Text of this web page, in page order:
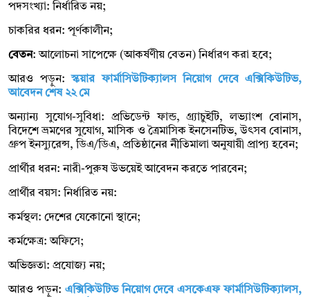
পদসংখ্যা: নির্ধারিত নয়;
চাকরির ধরন: পূর্ণকালীন;
বেতন: আলোচনা সাপেক্ষে (আকর্ষণীয় বেতন) নির্ধারণ করা হবে;
আরও পড়ুন:স্কয়ার ফার্মাসিউটিক্যালস নিয়োগ দেবে এক্সিকিউটিভ,
আবেদন শেষ ২২ মে
অন্যান্য সুযোগ-সুবিধা: প্রভিডেন্ট ফান্ড, গ্র্যাচুইটি, লভ্যাংশ বোনাস,
বিদেশে ভ্রমণের সুযোগ, মাসিক ও ত্রৈমাসিক ইনসেনটিভ, উৎসব বোনাস,
গ্রুপ ইনস্যুরেন্স, ডিএ/ডিএ, প্রতিষ্ঠানের নীতিমালা অনুযায়ী প্রাপ্য হবেন;
প্রার্থীর ধরন: নারী-পুরুষ উভয়েই আবেদন করতে পারবেন;
প্রার্থীর বয়স: নির্ধারিত নয়:
কর্মস্থল: দেশের যেকোনো স্থানে;
কর্মক্ষেত্র: অফিসে;
অভিজ্ঞতা: প্রযোজ্য নয়;
আরও পড়ুন: এক্সিকিউটিভ নিয়োগ দেবে এসকেএফ ফার্মাসিউটিক্যালস,